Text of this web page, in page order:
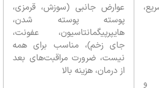
عوارض جانبی (سوزش، قرمزی،
پوسته پوسته شدن،
هایپرپیگمانتاسیون، عفونت،
جای زخم)، مناسب برای همه
نیست، ضرورت مراقبت‌های بعد
از درمان، هزینه بالا